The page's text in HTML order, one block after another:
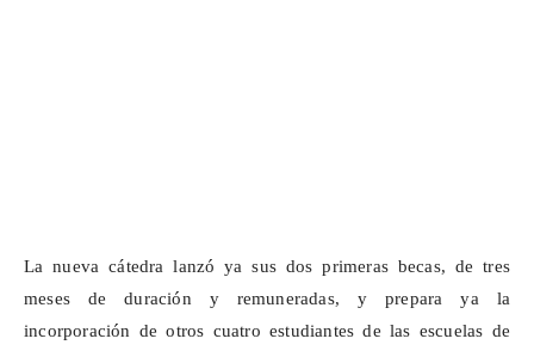
La nueva cátedra lanzó ya sus dos primeras becas, de tres
meses de duración y remuneradas, y prepara ya la
incorporación de otros cuatro estudiantes de las escuelas de